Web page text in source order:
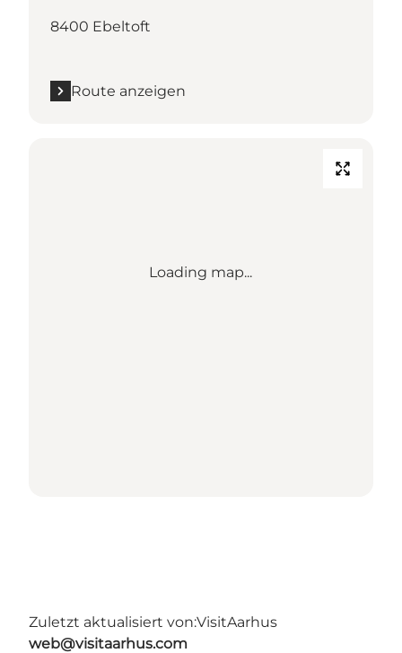
8400 Ebeltoft
Route anzeigen
Loading map...
Zuletzt aktualisiert von:VisitAarhus
web@visitaarhus.com